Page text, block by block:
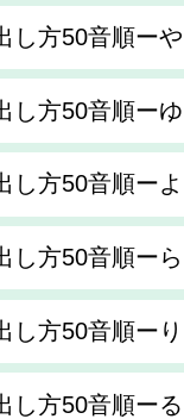
し方50音順ーや
し方50音順ーゆ
し方50音順ーよ
し方50音順ーら
し方50音順ーり
し方50音順ーる